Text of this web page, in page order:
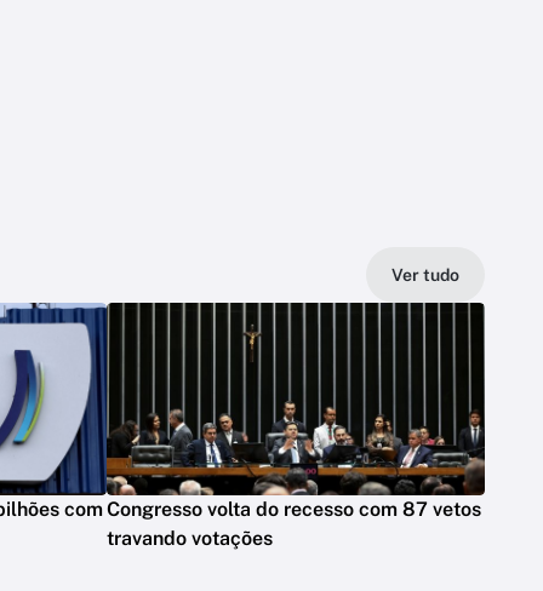
Ver tudo
comCongresso volta do recesso com 87 vetos
travando votações